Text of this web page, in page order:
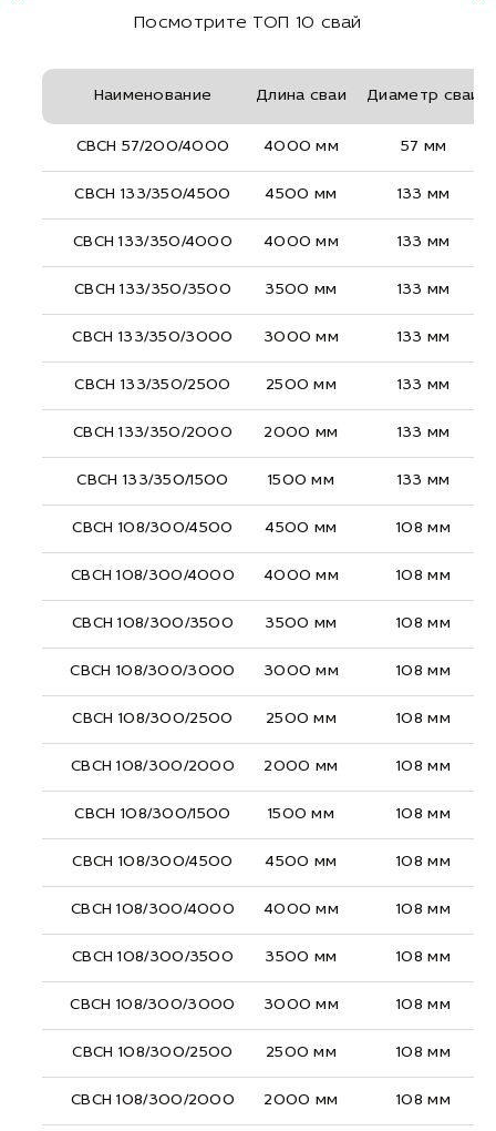
Посмотрите ТОП 10 свай
Наименование Длина сваи Диаметр сваи
СВСН 57/200/4000 4000 мм 57 мм
СВСН 133/350/4500 4500 мм 133 мм
СВСН 133/350/4000 4000 мм 133 мм
СВСН 133/350/3500 3500 мм 133 мм
СВСН 133/350/3000 3000 мм 133 мм
СВСН 133/350/2500 2500 мм 133 мм
СВСН 133/350/2000 2000 мм 133 мм
СВСН 133/350/1500 1500 мм 133 мм
СВСН 108/300/4500 4500 мм 108 мм
СВСН 108/300/4000 4000 мм 108 мм
СВСН 108/300/3500 3500 мм 108 мм
СВСН 108/300/3000 3000 мм 108 мм
СВСН 108/300/2500 2500 мм 108 мм
СВСН 108/300/2000 2000 мм 108 мм
СВСН 108/300/1500 1500 мм 108 мм
СВСН 108/300/4500 4500 мм 108 мм
СВСН 108/300/4000 4000 мм 108 мм
СВСН 108/300/3500 3500 мм 108 мм
СВСН 108/300/3000 3000 мм 108 мм
СВСН 108/300/2500 2500 мм 108 мм
СВСН 108/300/2000 2000 мм 108 мм